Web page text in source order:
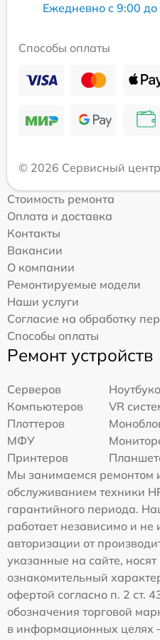
Ежедневно с 9:00
Способы оплаты
© 2026 Сервисный
Стоимость ремонта
Оплата и доставка
Контакты
Вакансии
О компании
Ремонтируемые модели
Наши услуги
Согласие на обработку
Способы оплаты
Ремонт устройств
Серверов
Компьютеров
VR
Плоттеров
МФУ
Принтеров
Мы занимаемся ремонтом
обслуживанием техники
гарантийного периода.
работает независимо и
авторизации от
указанные на сайте,
ознакомительный
офертой согласно п. 2 ст.
обозначения торговой
в информационных целях